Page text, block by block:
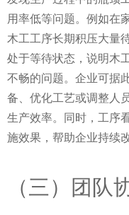
用率低等问题。例如在
木工工序长期积压大量
处于等待状态，说明木
不畅的问题。企业可据
备、优化工艺或调整人
生产效率。同时，工序
施效果，帮助企业持续
（三）团